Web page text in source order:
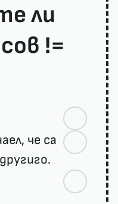
ли
!=
че са